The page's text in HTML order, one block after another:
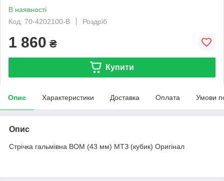
В наявності
Код: 70-4202100-B
Роздріб
1 860 ₴
Купити
Опис Характеристики Доставка Оплата Умови
Опис
Стрічка гальмівна ВОМ (43 мм) МТЗ (кубик) Оригінал